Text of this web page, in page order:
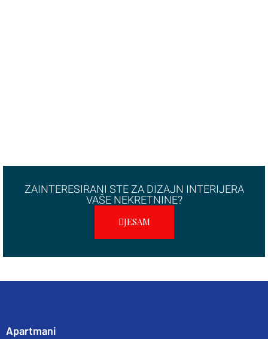
ZAINTERESIRANI STE ZA DIZAJN INTERIJERA
VAŠE NEKRETNINE?
JESAM
Apartmani